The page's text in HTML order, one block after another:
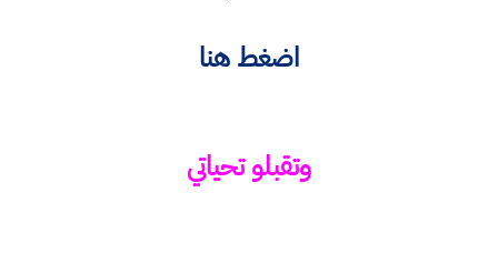
اضغط هنا
وتقبلو تحياتي